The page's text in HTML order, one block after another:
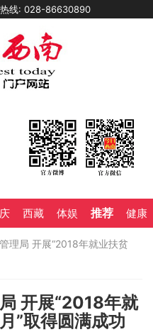
热线: 028-86630890
西藏 体娱 推荐 健康
理局 开展“2018年就业扶贫
开展“2018年就
”取得圆满成功